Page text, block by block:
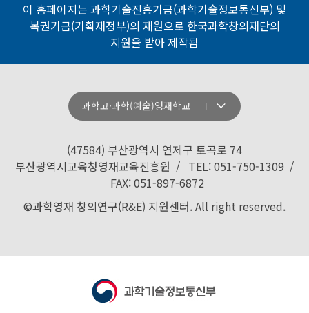
이 홈페이지는 과학기술진흥기금(과학기술정보통신부) 및
복권기금(기획재정부)의 재원으로 한국과학창의재단의
지원을 받아 제작됨
과학고·과학(예술)영재학교
강원과학고등학교
경기북과학고등학교
경남과학고등학교
대구과학고등학교
(47584) 부산광역시 연제구 토곡로 74
부산광역시교육청영재교육진흥원 / TEL: 051-750-1309 /
FAX: 051-897-6872
©과학영재 창의연구(R&E) 지원센터. All right reserved.